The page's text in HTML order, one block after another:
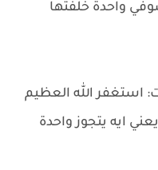
واحدة خلفتها
استغفر الله العظيم
ايه يتجوز واحدة